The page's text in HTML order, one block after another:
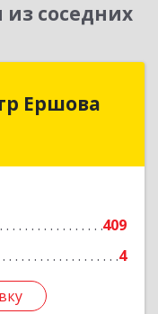
соседних
Ершова
409
4
Ершова
Нижний Тагил г,